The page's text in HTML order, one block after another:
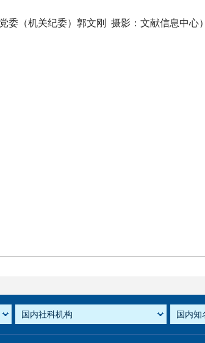
委（机关纪委）郭文刚 摄影：文献信息中心）